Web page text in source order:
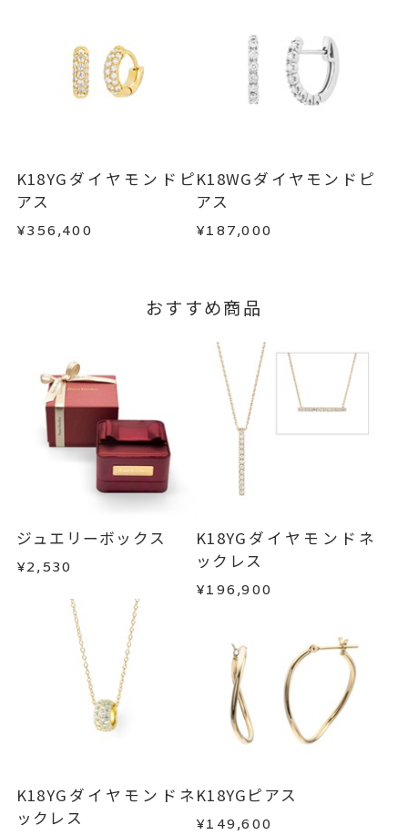
※お急ぎの方はご注文前にお問い合わせくださ
い。事前に現在の納期状況を確認いたします。
詳しくはこちら
・過度な交換・返品を繰り返している場合
商品の品質には万全を期しておりますが、万が一
不良品の場合、またはご注文のお品と異なる場合
はお問い合わせフォームよりご連絡ください。
この場合の返送料は弊社にて負担いたしますの
で、着払いにてご返送ください。
詳細はこちら
K18YGダイヤモンドピ
アス
¥356,400
K18WGダイヤモンドピ
アス
¥187,000
おすすめ商品
ジュエリーボックス
¥2,530
K18YGダイヤモンドネ
ックレス
¥196,900
K18YGダイヤモンドネ
ックレス
K18YGピアス
¥149,600